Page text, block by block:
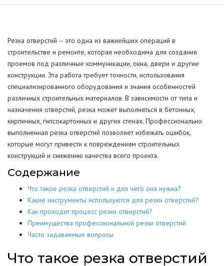
Резка отверстий – это одна из важнейших операций в
строительстве и ремонте, которая необходима для создания
проемов под различные коммуникации, окна, двери и другие
конструкции. Эта работа требует точности, использования
специализированного оборудования и знания особенностей
различных строительных материалов. В зависимости от типа и
назначения отверстий, резка может выполняться в бетонных,
кирпичных, гипсокартонных и других стенах. Профессионально
выполненная резка отверстий позволяет избежать ошибок,
которые могут привести к повреждениям строительных
конструкций и снижению качества всего проекта.
Содержание
Что такое резка отверстий и для чего она нужна?
Какие инструменты используются для резки отверстий?
Как проходит процесс резки отверстий?
Преимущества профессиональной резки отверстий
Часто задаваемые вопросы
Что такое резка отверстий